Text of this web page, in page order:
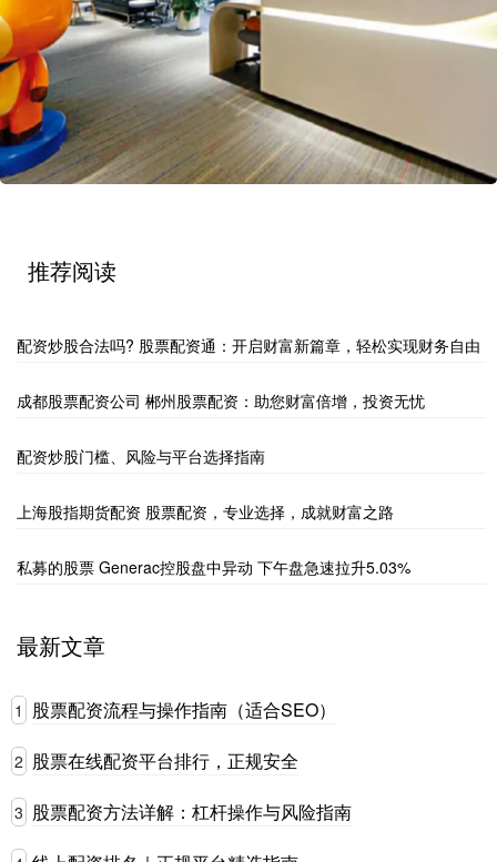
推荐阅读
配资炒股合法吗? 股票配资通：开启财富新篇章，轻松实现财务自由
成都股票配资公司 郴州股票配资：助您财富倍增，投资无忧
配资炒股门槛、风险与平台选择指南
上海股指期货配资 股票配资，专业选择，成就财富之路
私募的股票 Generac控股盘中异动 下午盘急速拉升5.03%
最新文章
1 股票配资流程与操作指南（适合SEO）
2 股票在线配资平台排行，正规安全
3 股票配资方法详解：杠杆操作与风险指南